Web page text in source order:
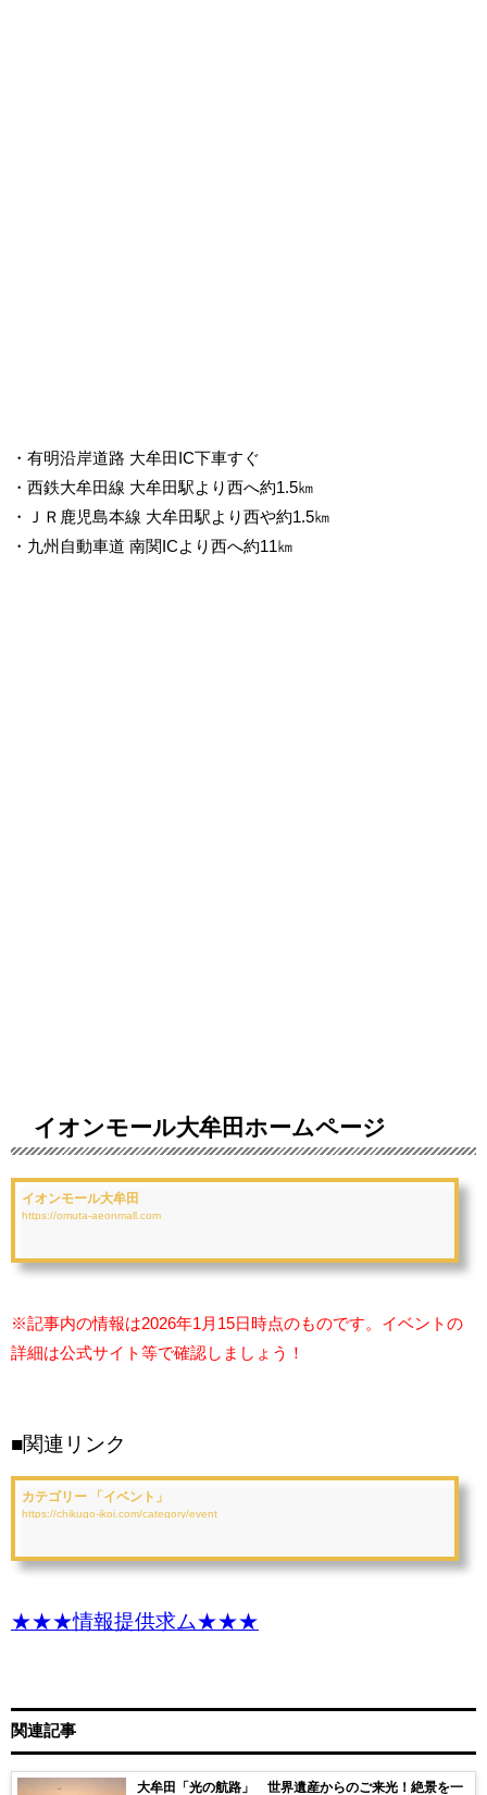
・有明沿岸道路 大牟田IC下車すぐ
・西鉄大牟田線 大牟田駅より西へ約1.5㎞
・ＪＲ鹿児島本線 大牟田駅より西や約1.5㎞
・九州自動車道 南関ICより西へ約11㎞
イオンモール大牟田ホームページ
イオンモール大牟田
https://omuta-aeonmall.com
※記事内の情報は2026年1月15日時点のものです。イベントの
詳細は公式サイト等で確認しましょう！
■関連リンク
カテゴリー 「イベント」
https://chikugo-ikoi.com/category/event
★★★情報提供求ム★★★
関連記事
大牟田「光の航路」 世界遺産からのご来光！絶景を一